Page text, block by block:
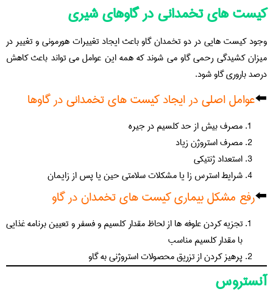
کیست های تخمدانی در گاوهای شیری
وجود کیست هایی در دو تخمدان گاو باعث ایجاد تغییرات هورمونی و تغییر در
میزان کشیدگی رحمی گاو می شوند که همه این عوامل می تواند باعث کاهش
درصد باروری گاو شود.
⬅️عوامل اصلی در ایجاد کیست های تخمدانی در گاوها
مصرف بیش از حد کلسیم در جیره
مصرف استروژن زیاد
استعداد ژنتیکی
شرایط استرس زا یا مشکلات سلامتی حین یا پس از زایمان
⬅️رفع مشکل بیماری کیست های تخمدان در گاو
تجزیه کردن علوفه ها از لحاظ مقدار کلسیم و فسفر و تعیین برنامه غذایی
با مقدار کلسیم مناسب
پرهیز کردن از تزریق محصولات استروژنی به گاو
آنستروس